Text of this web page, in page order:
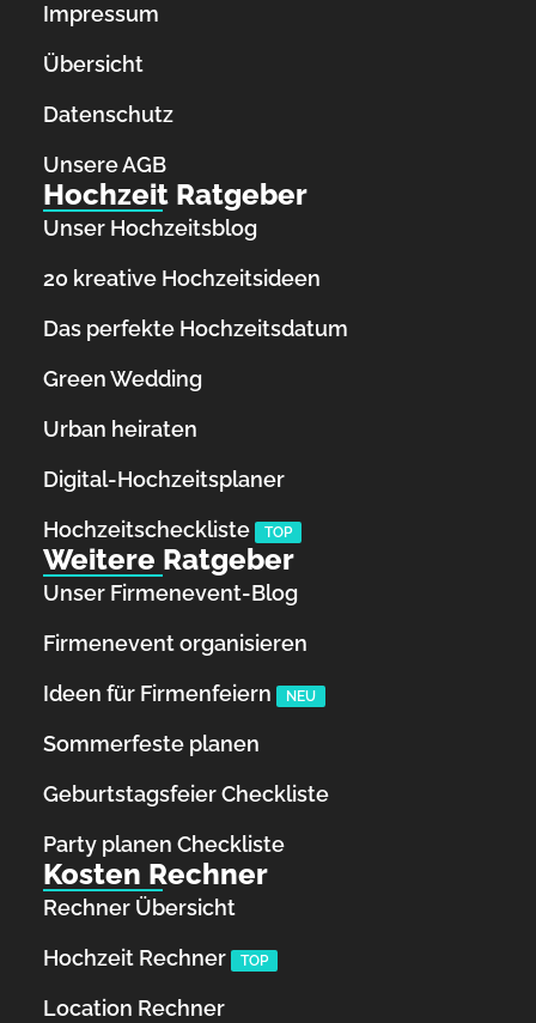
Impressum
Übersicht
Datenschutz
Unsere AGB
Hochzeit Ratgeber
Unser Hochzeitsblog
20 kreative Hochzeitsideen
Das perfekte Hochzeitsdatum
Green Wedding
Urban heiraten
Digital-Hochzeitsplaner
Hochzeits­checkliste
TOP
Weitere Ratgeber
Unser Firmenevent-Blog
Firmenevent organisieren
Ideen für Firmenfeiern
NEU
Sommerfeste planen
Geburtstagsfeier Checkliste
Party planen Checkliste
Kosten Rechner
Rechner Übersicht
Hochzeit Rechner
TOP
Location Rechner